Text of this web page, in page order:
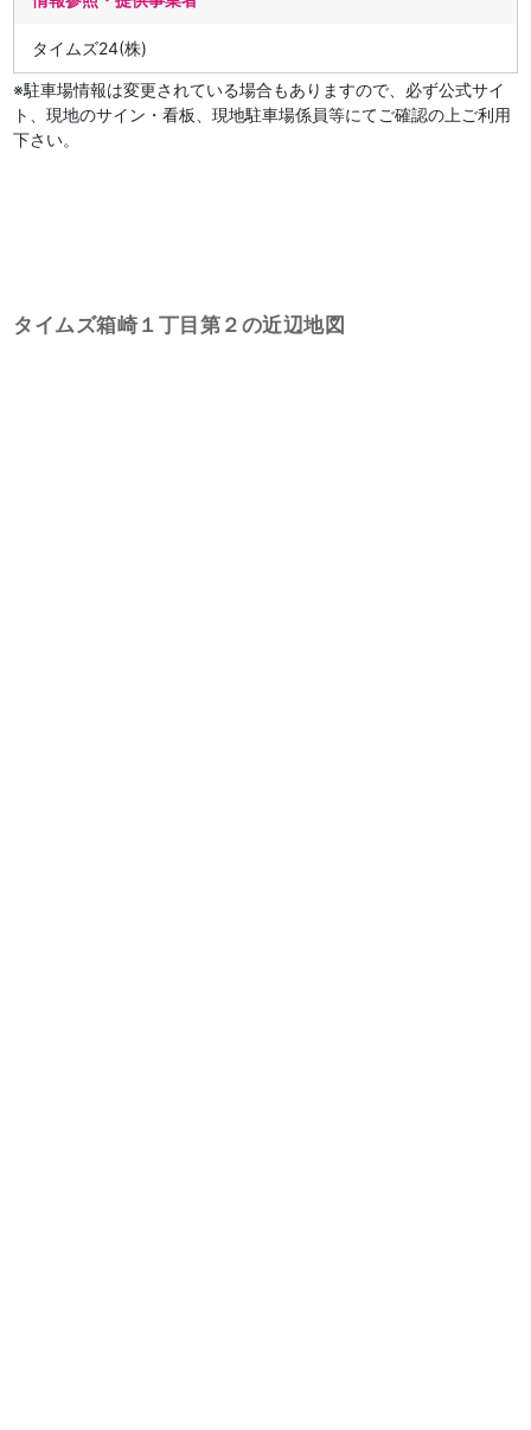
タイムズ24(株)
※駐車場情報は変更されている場合もありますので、必ず公式サイ
ト、現地のサイン・看板、現地駐車場係員等にてご確認の上ご利用
下さい。
タイムズ箱崎１丁目第２の近辺地図